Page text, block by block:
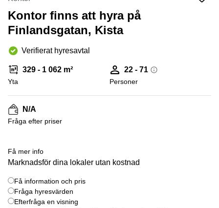
kontor
Vasastan
Coworking
Östermalm
Kontor
Malmö
Kontorshotell
lokaler
Hisingen
Lediga
lokaler
Kontor finns att hyra på
Finlandsgatan, Kista
Verifierat hyresavtal
329 - 1 062 m²
Yta
22 - 71
Personer
N/A
Fråga efter priser
Få mer info
Marknadsför dina lokaler utan kostnad
Få information och pris
Fråga hyresvärden
Efterfråga en visning